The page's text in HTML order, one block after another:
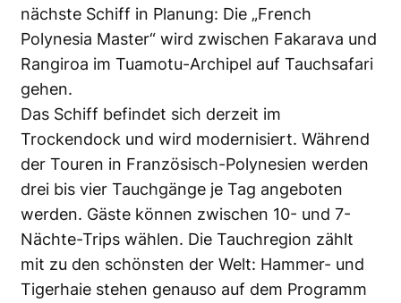
nächste Schiff in Planung: Die „French
Polynesia Master“ wird zwischen Fakarava und
Rangiroa im Tuamotu-Archipel auf Tauchsafari
gehen.
Das Schiff befindet sich derzeit im
Trockendock und wird modernisiert. Während
der Touren in Französisch-Polynesien werden
drei bis vier Tauchgänge je Tag angeboten
werden. Gäste können zwischen 10- und 7-
Nächte-Trips wählen. Die Tauchregion zählt
mit zu den schönsten der Welt: Hammer- und
Tigerhaie stehen genauso auf dem Programm